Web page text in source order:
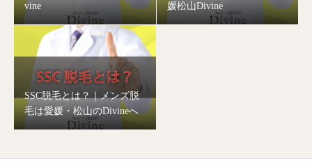
vine
媛松山Divine
SSC脱毛とは？｜メンズ脱
毛は愛媛・松山のDivineへ